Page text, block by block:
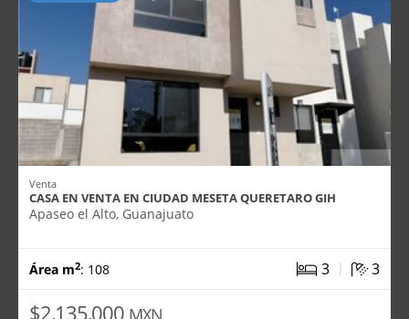
Venta
CASA EN VENTA EN CIUDAD MESETA QUERETARO GIH
Apaseo el Alto, Guanajuato
Área m2: 108 3 | 3
$2,135,000